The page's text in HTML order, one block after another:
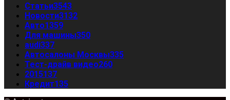
Статьи3543
Новости3132
Авто1359
Для машины350
audi337
Автосалоны Москвы335
Тест-драйв видео260
2015137
Кредит135